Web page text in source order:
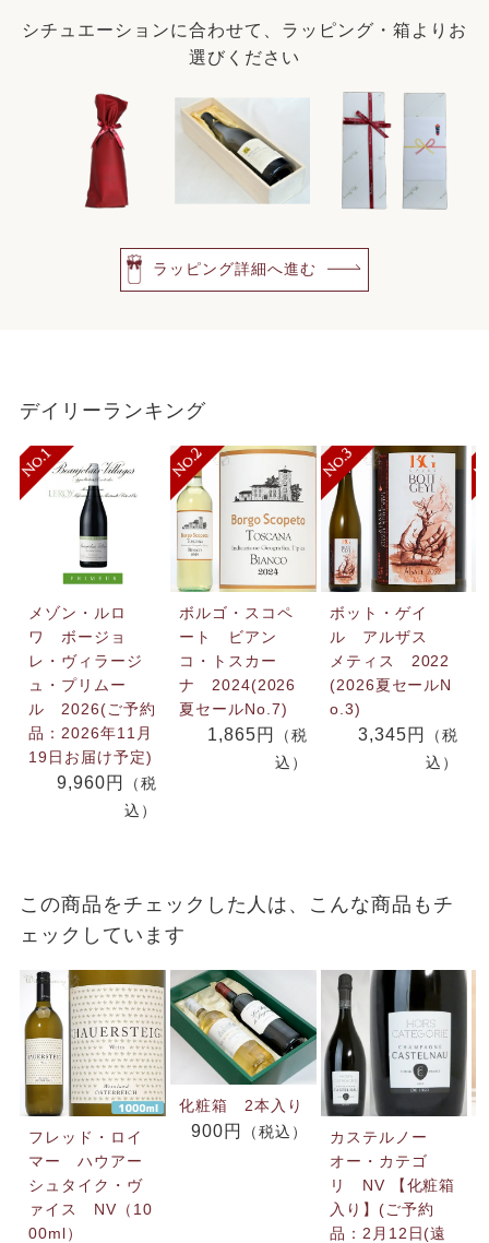
シチュエーションに合わせて、ラッピング・箱よりお
選びください
ラッピング詳細へ進む
デイリーランキング
メゾン・ルロ
ワ ボージョ
レ・ヴィラージ
ュ・プリムー
ル 2026(ご予約
品：2026年11月
19日お届け予定)
9,960円
（税
込）
ボルゴ・スコペ
ート ビアン
コ・トスカー
ナ 2024(2026
夏セールNo.7)
1,865円
（税
込）
ボット・ゲイ
ル アルザス
メティス 2022
(2026夏セールN
o.3)
3,345円
（税
込）
この商品をチェックした人は、こんな商品もチ
ェックしています
フレッド・ロイ
マー ハウアー
シュタイク・ヴ
ァイス NV（10
00ml）
化粧箱 2本入り
900円 （税込）
カステルノー
オー・カテゴ
リ NV 【化粧箱
入り】(ご予約
品：2月12日(遠